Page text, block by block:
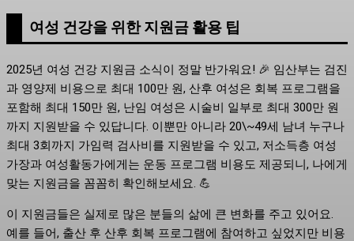
여성 건강을 위한 지원금 활용 팁
2025년 여성 건강 지원금 소식이 정말 반가워요! 🎉 임산부는 검진
과 영양제 비용으로 최대 100만 원, 산후 여성은 회복 프로그램을
포함해 최대 150만 원, 난임 여성은 시술비 일부로 최대 300만 원
까지 지원받을 수 있답니다. 이뿐만 아니라 20\~49세 남녀 누구나
최대 3회까지 가임력 검사비를 지원받을 수 있고, 저소득층 여성
가장과 여성활동가에게는 운동 프로그램 비용도 제공되니, 나에게
맞는 지원금을 꼼꼼히 확인해보세요. 💪
이 지원금들은 실제로 많은 분들의 삶에 큰 변화를 주고 있어요.
예를 들어, 출산 후 산후 회복 프로그램에 참여하고 싶었지만 비용